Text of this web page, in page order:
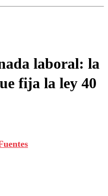
laboral: la
fija la ley 40